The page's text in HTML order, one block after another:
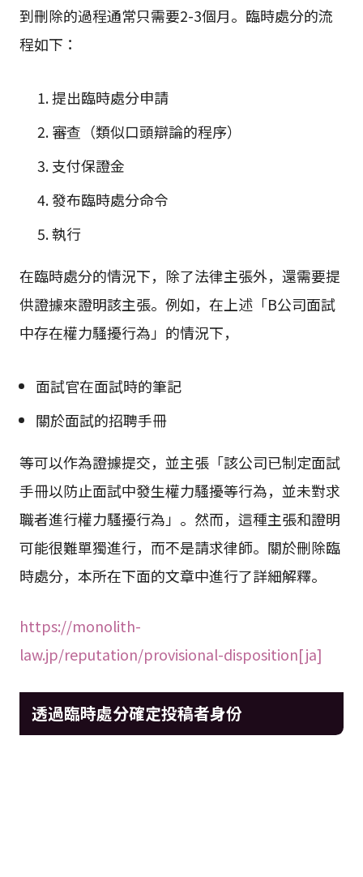
到刪除的過程通常只需要2-3個月。臨時處分的流
程如下：
提出臨時處分申請
審查（類似口頭辯論的程序）
支付保證金
發布臨時處分命令
執行
在臨時處分的情況下，除了法律主張外，還需要提
供證據來證明該主張。例如，在上述「B公司面試
中存在權力騷擾行為」的情況下，
面試官在面試時的筆記
關於面試的招聘手冊
等可以作為證據提交，並主張「該公司已制定面試
手冊以防止面試中發生權力騷擾等行為，並未對求
職者進行權力騷擾行為」。然而，這種主張和證明
可能很難單獨進行，而不是請求律師。關於刪除臨
時處分，本所在下面的文章中進行了詳細解釋。
https://monolith-
law.jp/reputation/provisional-disposition[ja]
透過臨時處分確定投稿者身份